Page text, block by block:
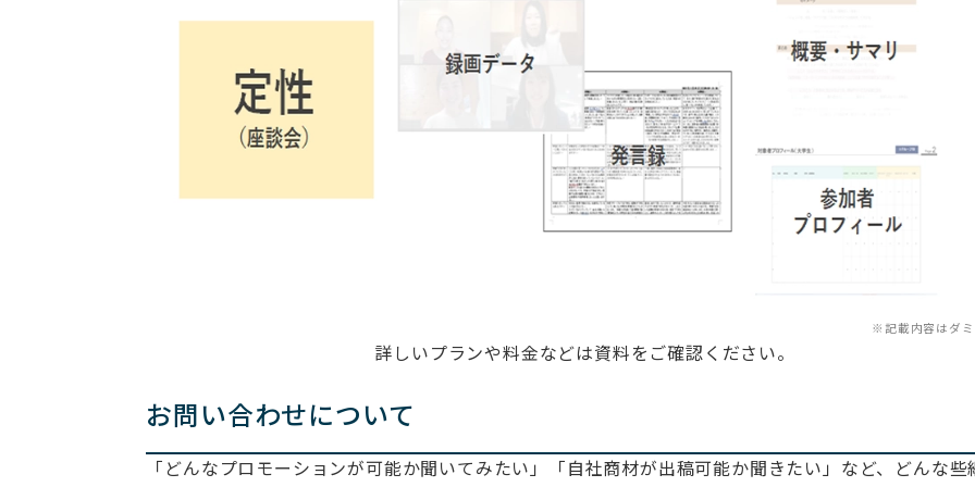
※記載内容はダミ
詳しいプランや料金などは資料をご確認ください。
お問い合わせについて
「どんなプロモーションが可能か聞いてみたい」「自社商材が出稿可能か聞きたい」など、どんな些